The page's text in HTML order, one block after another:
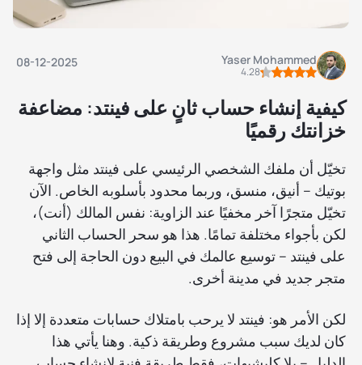
Yaser Mohammed
4.28
08-12-2025
كيفية إنشاء حساب ثانٍ على فينتد: مضاعفة
خزانتك رقميًا
تخيّل أن ملفك الشخصي الرئيسي على فينتد مثل واجهة
بوتيك – أنيق، منسق، وربما محدود بأسلوبه الخاص. الآن
تخيّل متجرًا آخر مخفيًا عند الزاوية: نفس المالك (أنت)،
لكن بأجواء مختلفة تمامًا. هذا هو سحر الحساب الثاني
على فينتد – توسيع عالمك في البيع دون الحاجة إلى فتح
متجر جديد في مدينة أخرى.
لكن الأمر هو: فينتد لا يرحب بامتلاك حسابات متعددة إلا إذا
كان لديك سبب مشروع وطريقة ذكية. وهنا يأتي هذا